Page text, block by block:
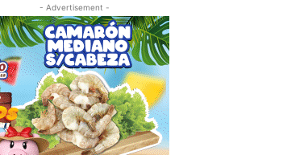
- Advertisement -